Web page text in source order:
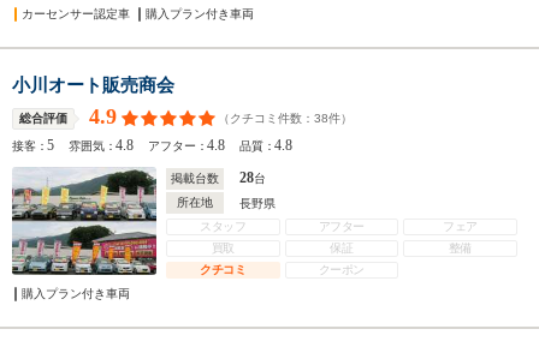
カーセンサー認定車
購入プラン付き車両
小川オート販売商会
総合評価 4.9 （クチコミ件数： 38件）
接客：5 雰囲気：4.8 アフター：4.8 品質：4.8
掲載台数 28台
所在地
長野県
スタッフ
アフター
フェア
買取
保証
整備
クチコミ
クーポン
購入プラン付き車両